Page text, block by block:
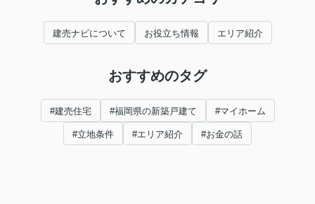
建売ナビについて お役立ち情報 エリア紹介
おすすめのタグ
#建売住宅 #福岡県の新築戸建て #マイホーム
#立地条件 #エリア紹介 #お金の話